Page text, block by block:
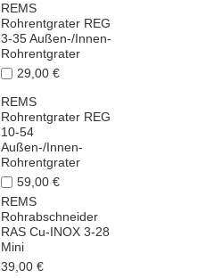
REMS
Rohrentgrater REG
3-35 Außen-/Innen-
Rohrentgrater
29,00 €
REMS
Rohrentgrater REG
10-54
Außen-/Innen-
Rohrentgrater
59,00 €
REMS
Rohrabschneider
RAS Cu-INOX 3-28
Mini
39,00 €